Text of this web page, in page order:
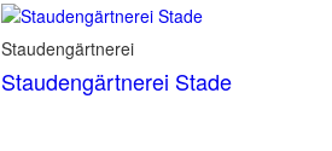
Staudengärtnerei
Staudengärtnerei Stade